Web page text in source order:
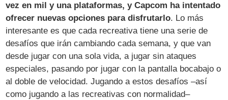
vez en mil y una plataformas, y Capcom ha intentado
ofrecer nuevas opciones para disfrutarlo. Lo más
interesante es que cada recreativa tiene una serie de
desafíos que irán cambiando cada semana, y que van
desde jugar con una sola vida, a jugar sin ataques
especiales, pasando por jugar con la pantalla bocabajo o
al doble de velocidad. Jugando a estos desafíos –así
como jugando a las recreativas con normalidad–